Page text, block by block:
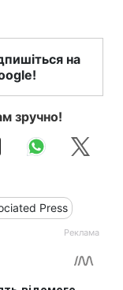
на
зручно!
Press